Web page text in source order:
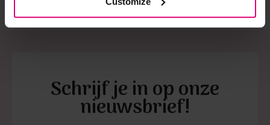
Schrijf je in op onze
nieuwsbrief!